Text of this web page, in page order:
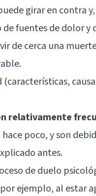
girar en contra
fuentes de dolor y
de cerca una
(características,
relativamente
poco, y son
antes.
de duelo
ejemplo, al estar